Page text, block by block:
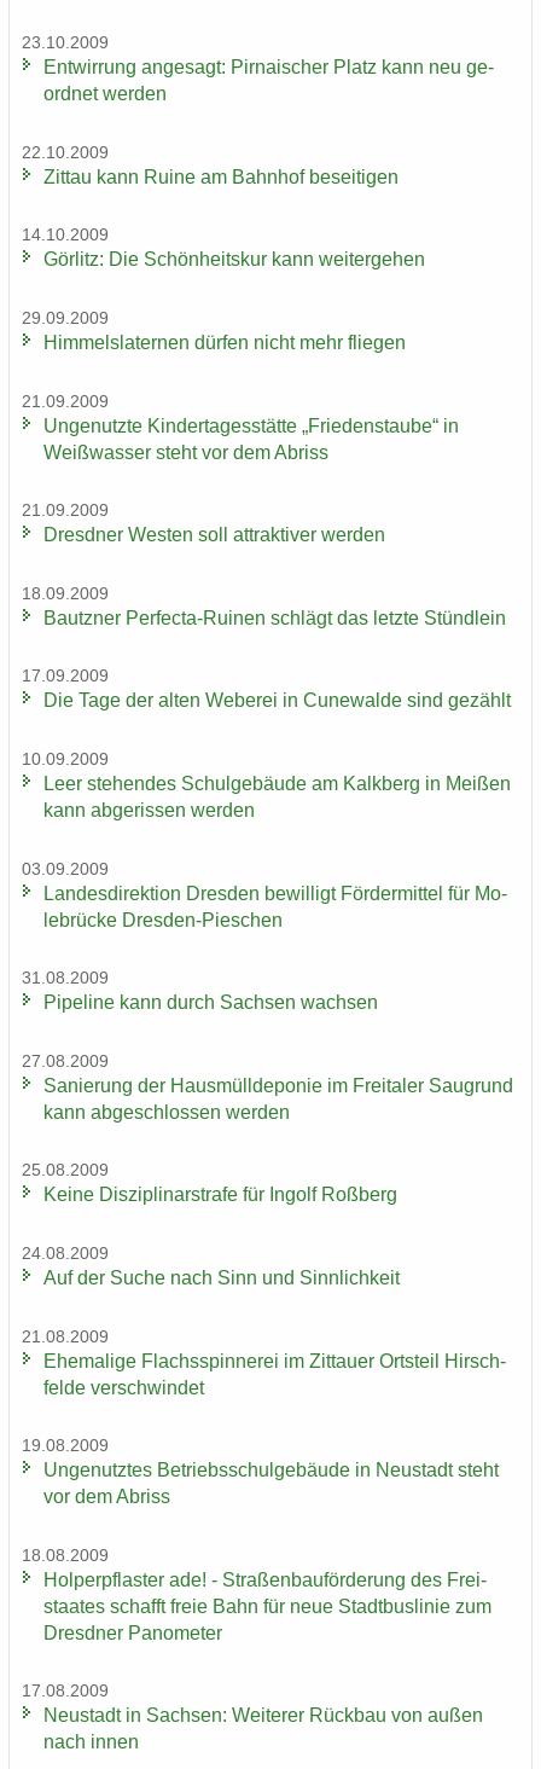
23.10.2009
Ent­wir­rung an­ge­sagt: Pir­na­i­scher Platz kann neu ge­
ord­net wer­den
22.10.2009
Zit­tau kann Ruine am Bahn­hof be­sei­ti­gen
14.10.2009
Gör­litz: Die Schön­heits­kur kann wei­ter­ge­hen
29.09.2009
Him­mels­la­ter­nen dür­fen nicht mehr flie­gen
21.09.2009
Un­ge­nutz­te Kin­der­ta­ges­stät­te „Frie­dens­tau­be“ in
Weiß­was­ser steht vor dem Ab­riss
21.09.2009
Dresd­ner Wes­ten soll at­trak­ti­ver wer­den
18.09.2009
Bautz­ner Perfecta-​Ruinen schlägt das letz­te Stünd­lein
17.09.2009
Die Tage der alten We­be­rei in Cu­n­e­wal­de sind ge­zählt
10.09.2009
Leer ste­hen­des Schul­ge­bäu­de am Kalk­berg in Mei­ßen
kann ab­ge­ris­sen wer­den
03.09.2009
Lan­des­di­rek­ti­on Dres­den be­wil­ligt För­der­mit­tel für Mo­
le­brü­cke Dresden-​Pieschen
31.08.2009
Pipe­line kann durch Sach­sen wach­sen
27.08.2009
Sa­nie­rung der Haus­müll­de­po­nie im Frei­ta­ler Saugrund
kann ab­ge­schlos­sen wer­den
25.08.2009
Keine Dis­zi­pli­nar­stra­fe für In­golf Roß­berg
24.08.2009
Auf der Suche nach Sinn und Sinn­lich­keit
21.08.2009
Ehe­ma­li­ge Flachs­spin­ne­rei im Zit­tau­er Orts­teil Hirsch­
fel­de ver­schwin­det
19.08.2009
Un­ge­nutz­tes Be­triebs­schul­ge­bäu­de in Neu­stadt steht
vor dem Ab­riss
18.08.2009
Hol­per­pflas­ter ade! - Stra­ßen­bau­för­de­rung des Frei­
staa­tes schafft freie Bahn für neue Stadt­bus­li­nie zum
Dresd­ner Pano­me­ter
17.08.2009
Neu­stadt in Sach­sen: Wei­te­rer Rück­bau von außen
nach innen